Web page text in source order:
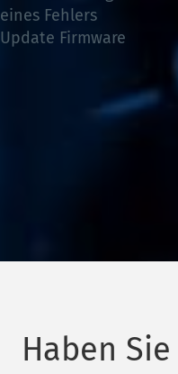
eines Fehlers
Update Firmware
Haben